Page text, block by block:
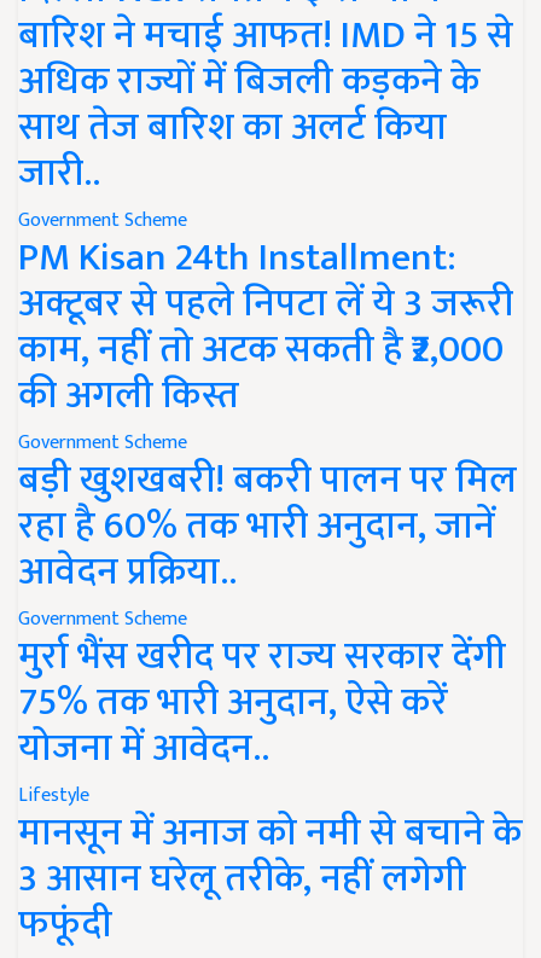
बारिश ने मचाई आफत! IMD ने 15 से
अधिक राज्यों में बिजली कड़कने के
साथ तेज बारिश का अलर्ट किया
जारी..
Government Scheme
PM Kisan 24th Installment:
अक्टूबर से पहले निपटा लें ये 3 जरूरी
काम, नहीं तो अटक सकती है ₹2,000
की अगली किस्त
Government Scheme
बड़ी खुशखबरी! बकरी पालन पर मिल
रहा है 60% तक भारी अनुदान, जानें
आवेदन प्रक्रिया..
Government Scheme
मुर्रा भैंस खरीद पर राज्य सरकार देंगी
75% तक भारी अनुदान, ऐसे करें
योजना में आवेदन..
Lifestyle
मानसून में अनाज को नमी से बचाने के
3 आसान घरेलू तरीके, नहीं लगेगी
फफूंदी